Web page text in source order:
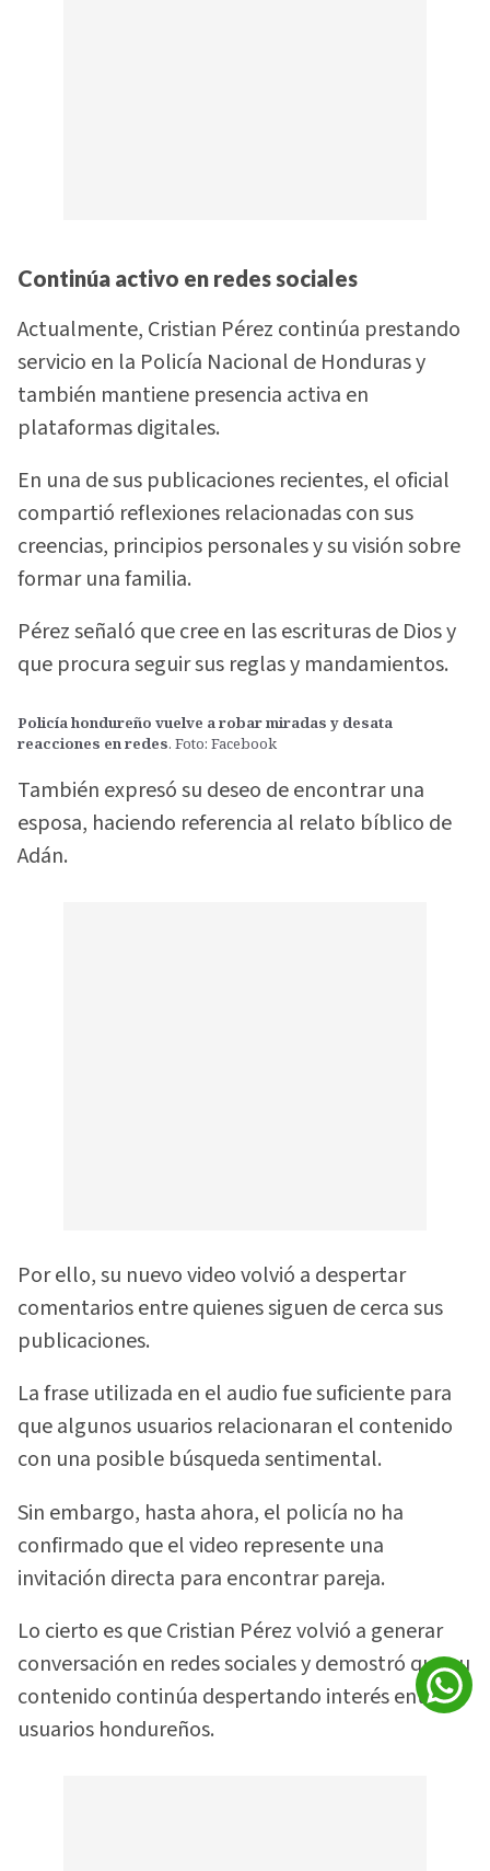
Continúa activo en redes sociales
Actualmente, Cristian Pérez continúa prestando
servicio en la Policía Nacional de Honduras y
también mantiene presencia activa en
plataformas digitales.
En una de sus publicaciones recientes, el oficial
compartió reflexiones relacionadas con sus
creencias, principios personales y su visión sobre
formar una familia.
Pérez señaló que cree en las escrituras de Dios y
que procura seguir sus reglas y mandamientos.
Policía hondureño vuelve a robar miradas y desata
reacciones en redes. Foto: Facebook
También expresó su deseo de encontrar una
esposa, haciendo referencia al relato bíblico de
Adán.
Por ello, su nuevo video volvió a despertar
comentarios entre quienes siguen de cerca sus
publicaciones.
La frase utilizada en el audio fue suficiente para
que algunos usuarios relacionaran el contenido
con una posible búsqueda sentimental.
Sin embargo, hasta ahora, el policía no ha
confirmado que el video represente una
invitación directa para encontrar pareja.
Lo cierto es que Cristian Pérez volvió a generar
conversación en redes sociales y demostró que su
contenido continúa despertando interés entre
usuarios hondureños.